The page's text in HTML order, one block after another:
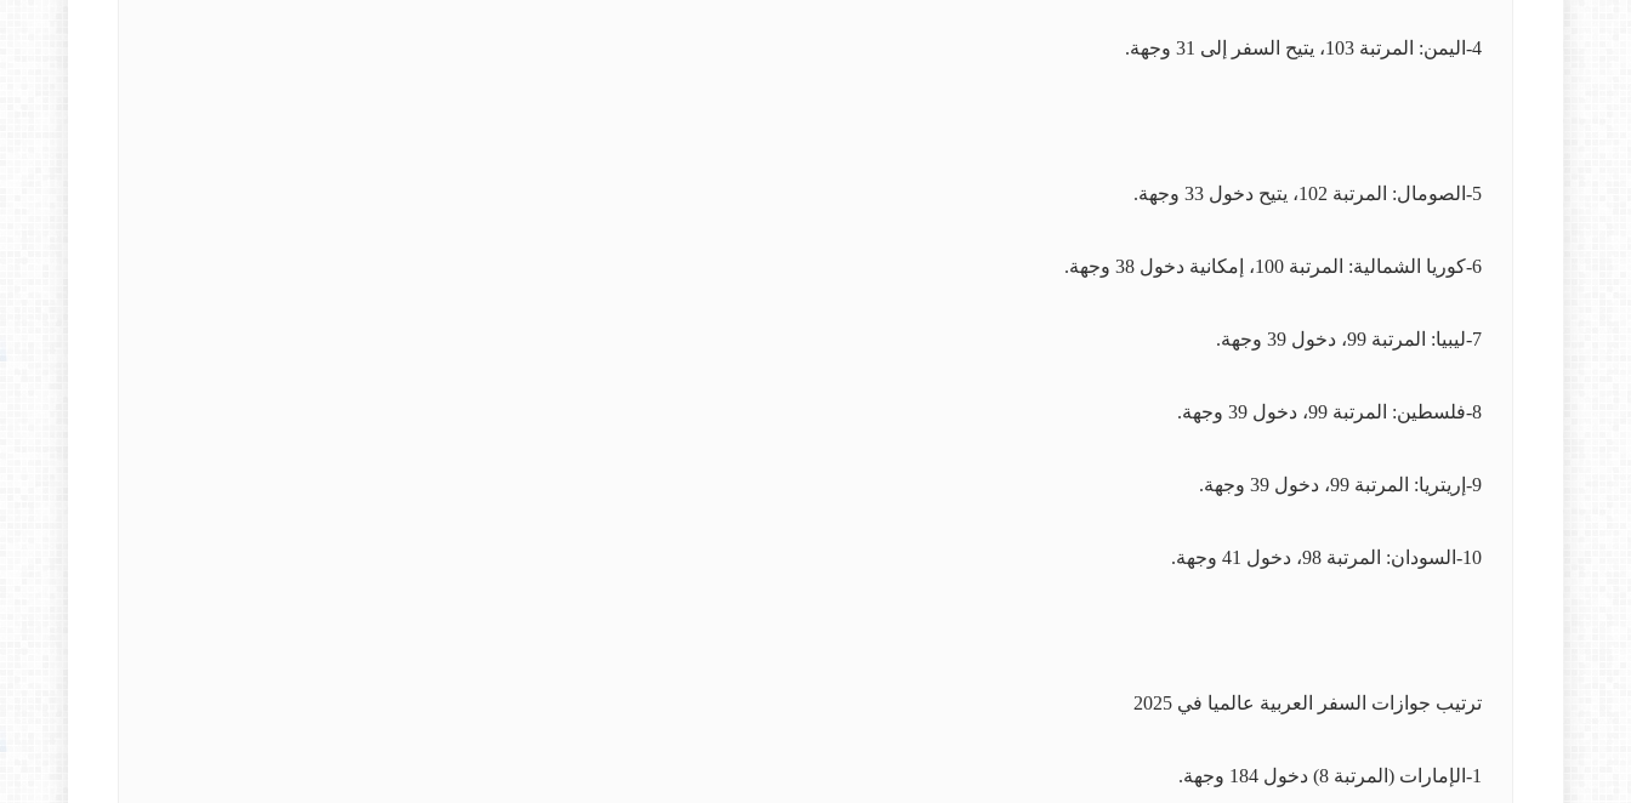
4-اليمن: المرتبة 103، يتيح السفر إلى 31 وجهة.
5-الصومال: المرتبة 102، يتيح دخول 33 وجهة.
6-كوريا الشمالية: المرتبة 100، إمكانية دخول 38 وجهة.
7-ليبيا: المرتبة 99، دخول 39 وجهة.
8-فلسطين: المرتبة 99، دخول 39 وجهة.
9-إريتريا: المرتبة 99، دخول 39 وجهة.
10-السودان: المرتبة 98، دخول 41 وجهة.
ترتيب جوازات السفر العربية عالميا في 2025
1-الإمارات (المرتبة 8) دخول 184 وجهة.